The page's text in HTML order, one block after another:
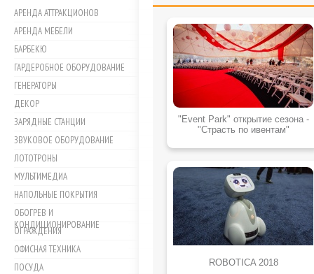
АРЕНДА АТТРАКЦИОНОВ
АРЕНДА МЕБЕЛИ
БАРБЕКЮ
ГАРДЕРОБНОЕ ОБОРУДОВАНИЕ
ГЕНЕРАТОРЫ
ДЕКОР
ЗАРЯДНЫЕ СТАНЦИИ
ЗВУКОВОЕ ОБОРУДОВАНИЕ
ЛОТОТРОНЫ
МУЛЬТИМЕДИА
НАПОЛЬНЫЕ ПОКРЫТИЯ
ОБОГРЕВ И
КОНДИЦИОНИРОВАНИЕ
ОГРАЖДЕНИЯ
ОФИСНАЯ ТЕХНИКА
ПОСУДА
"Event Park" открытие сезона -
"Страсть по ивентам"
ROBOTICA 2018